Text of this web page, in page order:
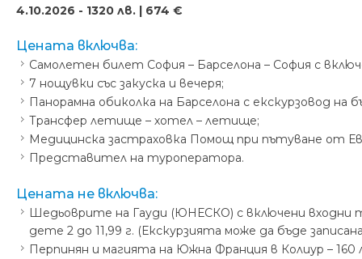
4.10.2026 - 1320 лв. | 674 €
Цената включва:
Самолетен билет София – Барселона – София с
7 нощувки със закуска и вечеря;
Панорамна обиколка на Барселона с екскурзовод на
Трансфер летище – хотел – летище;
Медицинска застраховка Помощ при пътуване от
Представител на туроператора.
Цената не включва:
Шедьоврите на Гауди (ЮНЕСКО) с включени входни
дете 2 до 11,99 г. (Екскурзията може да бъде
Перпинян и магията на Южна Франция в Колиур – 160